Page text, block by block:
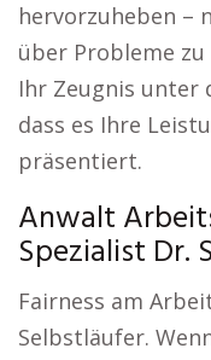
hervorzuheben –
über Probleme
Ihr Zeugnis unter
dass es Ihre
präsentiert.
Anwalt
Spezialist Dr.
Fairness am
Selbstläufer.